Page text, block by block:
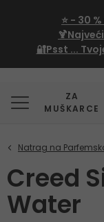
⭐ - 30 %
🍹Najveći
🔐Psst ...
ZA
MUŠKARCE
Creed
Water